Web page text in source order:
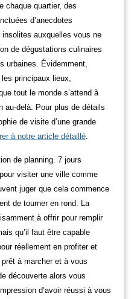
chaque quartier, des
d’anecdotes
auxquelles vous ne
de dégustations culinaires
urbaines. Évidemment,
principaux lieux,
tout le monde s’attend à
au-delà. Pour plus de détails
de visite d’une grande
à notre article détaillé.
de planning. 7 jours
visiter une ville comme
juger que cela commence
de tourner en rond. La
à offrir pour remplir
qu’il faut être capable
réellement en profiter et
à marcher et à vous
découverte alors vous
d’avoir réussi à vous